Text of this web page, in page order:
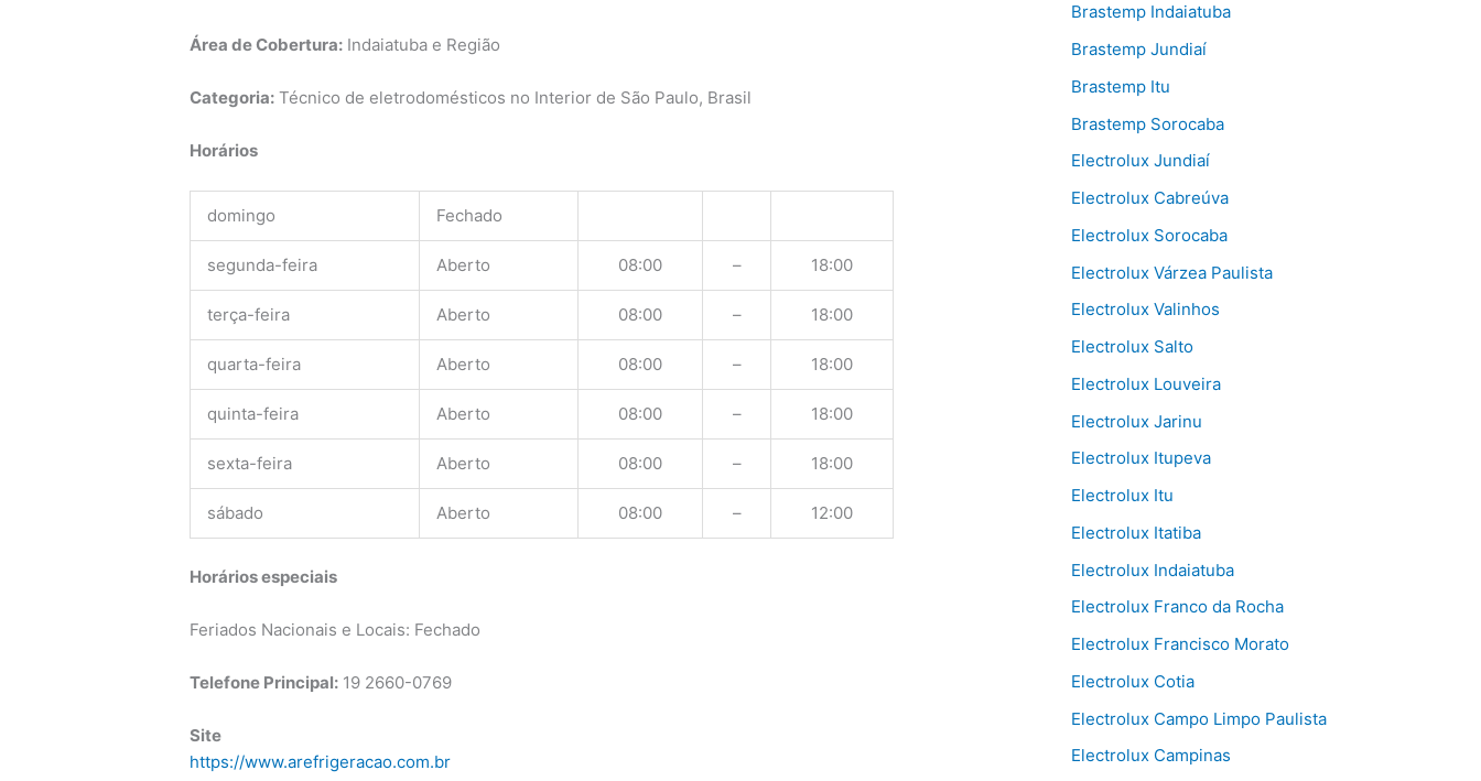
Área de Cobertura: Indaiatuba e Região
Categoria: Técnico de eletrodomésticos no Interior de São Paulo, Brasil
Horários
domingo Fechado
segunda-feira Aberto 08:00 – 18:00
terça-feira Aberto 08:00 – 18:00
quarta-feira Aberto 08:00 – 18:00
quinta-feira Aberto 08:00 – 18:00
sexta-feira Aberto 08:00 – 18:00
sábado Aberto 08:00 – 12:00
Horários especiais
Feriados Nacionais e Locais: Fechado
Telefone Principal: 19 2660-0769
Site
https://www.arefrigeracao.com.br
Brastemp Indaiatuba
Brastemp Jundiaí
Brastemp Itu
Brastemp Sorocaba
Electrolux Jundiaí
Electrolux Cabreúva
Electrolux Sorocaba
Electrolux Várzea Paulista
Electrolux Valinhos
Electrolux Salto
Electrolux Louveira
Electrolux Jarinu
Electrolux Itupeva
Electrolux Itu
Electrolux Itatiba
Electrolux Indaiatuba
Electrolux Franco da Rocha
Electrolux Francisco Morato
Electrolux Cotia
Electrolux Campo Limpo Paulista
Electrolux Campinas